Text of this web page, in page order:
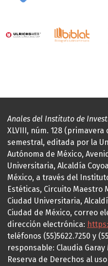
Anales del Instituto de
XLVIII, núm. 128
semestral, editada por la
Autónoma de México,
Universitaria, Alcaldía
México, a través del
Estéticas, Circuito Maestro
Ciudad Universitaria,
Ciudad de México, correo
dirección electrónica:
teléfonos (55)5622.7250 y
responsable: Claudia
Reserva de Derechos al